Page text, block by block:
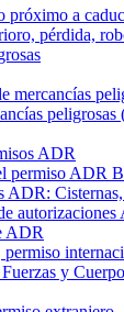
próximo a
pérdida,
mercancías
ADR
permiso ADR
ADR:
ADR
y